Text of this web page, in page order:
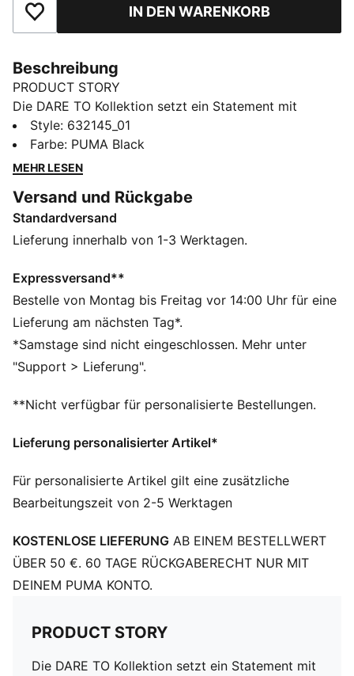
Zu Favoriten hinzufügenIN DEN WARENKORB
Beschreibung
PRODUCT STORY
Die DARE TO Kollektion setzt ein Statement mit
markanten und furchtlosen Designs, die die Grenzen
von Fashion und Sport verschieben. Von Pufferjacken
über Schlaghosen zu bedruckten T-Shirts – mit den
Style jeden Tag feiern. Trau dich, anders zu sein. Trau
dich, aufzufallen! Trau dich, du selbst zu sein.
FEATURES + VORTEILE
Materialien.
DETAILS
Passform: Slim
Hauptmaterial: Rippstrick
Ausschnitt: Rundhalsausschnitt
Kurze Ärmel
Allover-Print
Style: 632145_01
Farbe: PUMA Black
MEHR LESEN
Versand und Rückgabe
Standardversand
Lieferung innerhalb von 1-3 Werktagen.
Expressversand**
Bestelle von Montag bis Freitag vor 14:00 Uhr für eine
Lieferung am nächsten Tag*.
*Samstage sind nicht eingeschlossen. Mehr unter
"Support > Lieferung".
**Nicht verfügbar für personalisierte Bestellungen.
Lieferung personalisierter Artikel*
Für personalisierte Artikel gilt eine zusätzliche
Bearbeitungszeit von 2-5 Werktagen
KOSTENLOSE LIEFERUNG AB EINEM BESTELLWERT
ÜBER 50 €. 60 TAGE RÜCKGABERECHT NUR MIT
DEINEM PUMA KONTO.
PRODUCT STORY
Die DARE TO Kollektion setzt ein Statement mit